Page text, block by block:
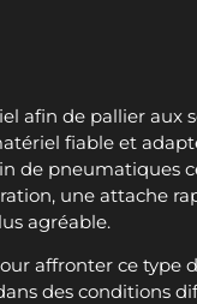
afin de pallier aux
fiable et
de pneumatiques
une attache
agréable.
affronter ce type
des conditions